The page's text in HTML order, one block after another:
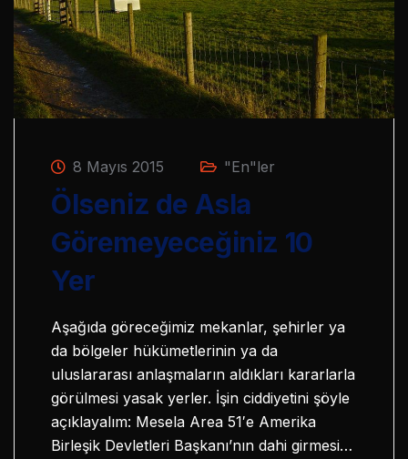
8 Mayıs 2015 "En"ler
Ölseniz de Asla
Göremeyeceğiniz 10
Yer
Aşağıda göreceğimiz mekanlar, şehirler ya
da bölgeler hükümetlerinin ya da
uluslararası anlaşmaların aldıkları kararlarla
görülmesi yasak yerler. İşin ciddiyetini şöyle
açıklayalım: Mesela Area 51′e Amerika
Birleşik Devletleri Başkanı’nın dahi girmesi…